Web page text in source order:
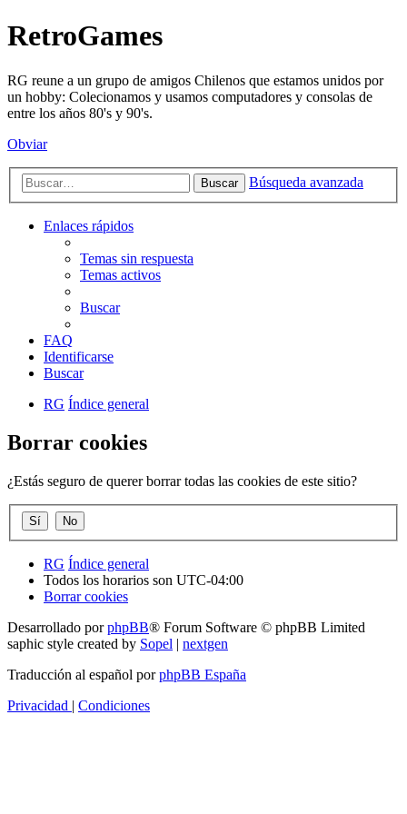
RetroGames
RG reune a un grupo de amigos Chilenos que estamos unidos por
un hobby: Colecionamos y usamos computadores y consolas de
entre los años 80's y 90's.
Obviar
Buscar Búsqueda avanzada
Enlaces rápidos
Temas sin respuesta
Temas activos
Buscar
FAQ
Identificarse
Buscar
RG Índice general
Borrar cookies
¿Estás seguro de querer borrar todas las cookies de este sitio?
RG Índice general
Todos los horarios son UTC-04:00
Borrar cookies
Desarrollado porphpBB® Forum Software © phpBB Limited
saphic style created by Sopel | nextgen
Traducción al español porphpBB España
Privacidad | Condiciones